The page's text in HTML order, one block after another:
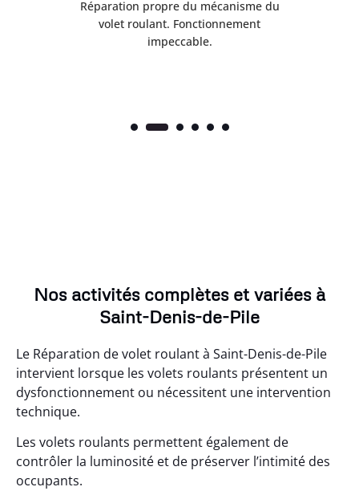
Réparation propre du mécanisme du
volet roulant. Fonctionnement
impeccable.
Nos activités complètes et variées à
Saint-Denis-de-Pile
Le Réparation de volet roulant à Saint-Denis-de-Pile
intervient lorsque les volets roulants présentent un
dysfonctionnement ou nécessitent une intervention
technique.
Les volets roulants permettent également de
contrôler la luminosité et de préserver l’intimité des
occupants.